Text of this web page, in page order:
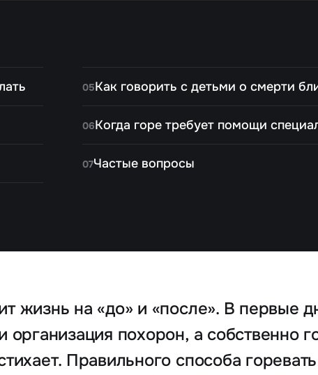
05Как говорить с детьми о смерти
06Когда горе требует помощи
07Частые вопросы
жизнь на «до» и «после». В первые
организация похорон, а собственно
Правильного способа